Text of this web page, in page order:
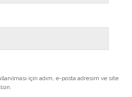
için adım, e-posta adresim ve site